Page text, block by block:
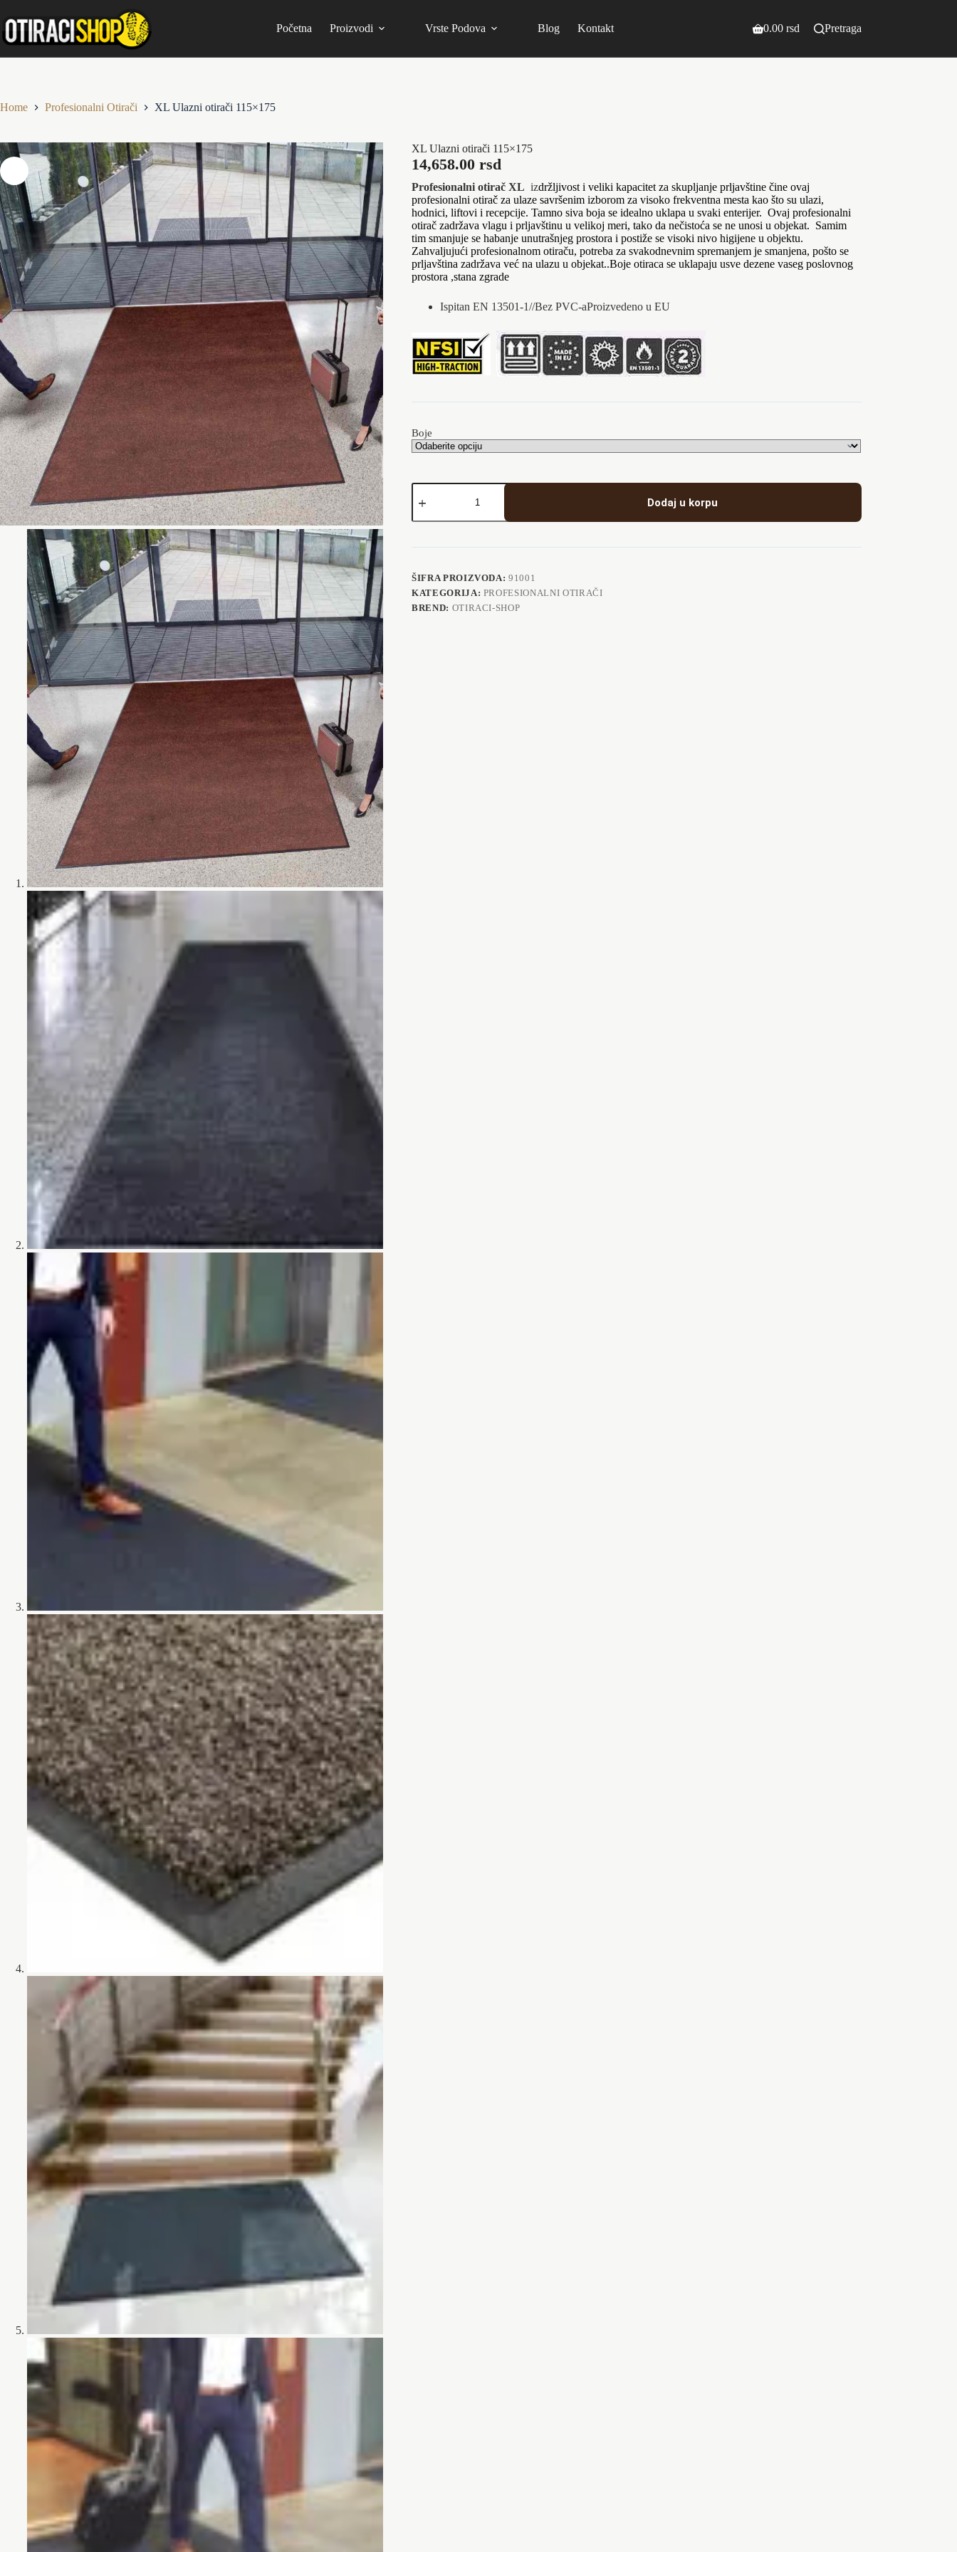
to
content
Početna Proizvodi Vrste Podova Blog Kontakt
Shopping
0.00 rsd Pretraga
Home Profesionalni Otirači XL Ulazni otirači 115×175
XL Ulazni otirači 115×175
14,658.00rsd
Profesionalni otirač XL izdržljivost i veliki kapacitet za skupljanje prljavštine čine ovaj
profesionalni otirač za ulaze savršenim izborom za visoko frekventna mesta kao što su ulazi,
hodnici, liftovi i recepcije. Tamno siva boja se idealno uklapa u svaki enterijer. Ovaj profesionalni
otirač zadržava vlagu i prljavštinu u velikoj meri, tako da nečistoća se ne unosi u objekat. Samim
tim smanjuje se habanje unutrašnjeg prostora i postiže se visoki nivo higijene u objektu.
Zahvaljujući profesionalnom otiraču, potreba za svakodnevnim spremanjem je smanjena, pošto se
prljavština zadržava već na ulazu u objekat..Boje otiraca se uklapaju usve dezene vaseg poslovnog
prostora ,stana zgrade
Ispitan EN 13501-1//Bez PVC-aProizvedeno u EU
Boje
XL
Ulazni
115x175
Dodaj u korpu
ŠIFRA PROIZVODA:91001
KATEGORIJA: PROFESIONALNI OTIRAČI
BREND: OTIRACI-SHOP